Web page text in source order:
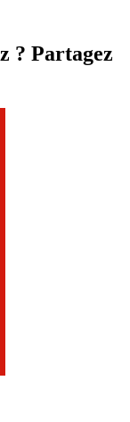
z ? Partagez